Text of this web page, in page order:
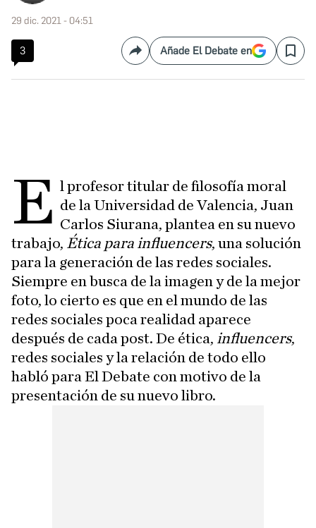
29 dic. 2021 - 04:51
3 CompartirAñade El Debate en Save
E l profesor titular de filosofía moral
de la Universidad de Valencia, Juan
Carlos Siurana, plantea en su nuevo
trabajo, Ética para influencers, una solución
para la generación de las redes sociales.
Siempre en busca de la imagen y de la mejor
foto, lo cierto es que en el mundo de las
redes sociales poca realidad aparece
después de cada post. De ética, influencers,
redes sociales y la relación de todo ello
habló para El Debate con motivo de la
presentación de su nuevo libro.